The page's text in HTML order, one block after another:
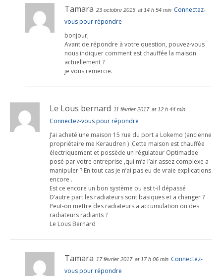
Tamara 23 octobre 2015 at 14 h 54 min Connectez-
vous pour répondre
bonjour,
Avant de répondre à votre question, pouvez-vous
nous indiquer comment est chauffée la maison
actuellement ?
je vous remercie.
Le Lous bernard 11 février 2017 at 12 h 44 min
Connectez-vous pour répondre
J’ai acheté une maison 15 rue du port a Lokemo (ancienne
propriétaire me Keraudren ) .Cette maison est chauffée
électriquement et possède un régulateur Optimadee
posé par votre entreprise ,qui m’a l’air assez complexe a
manipuler ? En tout cas je n’ai pas eu de vraie explications
encore .
Est ce encore un bon système ou est t-il dépassé .
D’autre part les radiateurs sont basiques et a changer ?
Peut-on mettre des radiateurs a accumulation ou des
radiateurs radiants ?
Le Lous Bernard
Tamara 17 février 2017 at 17 h 06 min Connectez-
vous pour répondre